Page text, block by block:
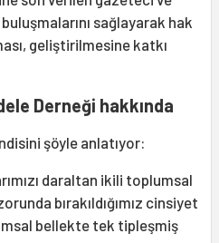
sağlayarak hak
geliştirilmesine katkı
Derneği hakkında
şöyle anlatıyor:
daraltan ikili toplumsal
bırakıldığımız cinsiyet
bellekte tek tipleşmiş